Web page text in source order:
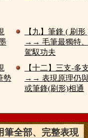
【九】筆鋒 ( 刷
→→ 毛筆最獨特
駕馭功夫
勢
【十二】三支-多
→→ 表現原理仍
或筆鋒(刷形)相通
全部、完整表現